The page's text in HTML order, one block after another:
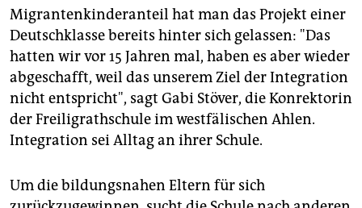
Migrantenkinderanteil hat man das Projekt einer
Deutschklasse bereits hinter sich gelassen: "Das
hatten wir vor 15 Jahren mal, haben es aber wieder
abgeschafft, weil das unserem Ziel der Integration
nicht entspricht", sagt Gabi Stöver, die Konrektorin
der Freiligrathschule im westfälischen Ahlen.
Integration sei Alltag an ihrer Schule.
Um die bildungsnahen Eltern für sich